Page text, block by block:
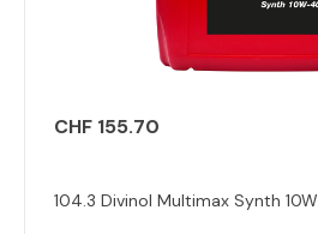
CHF 155.70
104.3 Divinol Multimax Synth